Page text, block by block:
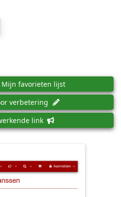
Mijn favorieten lijst
verbetering
link